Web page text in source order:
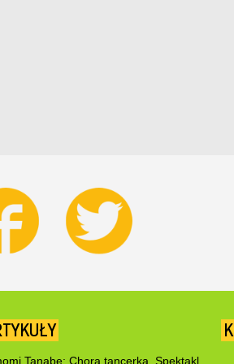
Tanabe: Chora tancerka. Spektakl